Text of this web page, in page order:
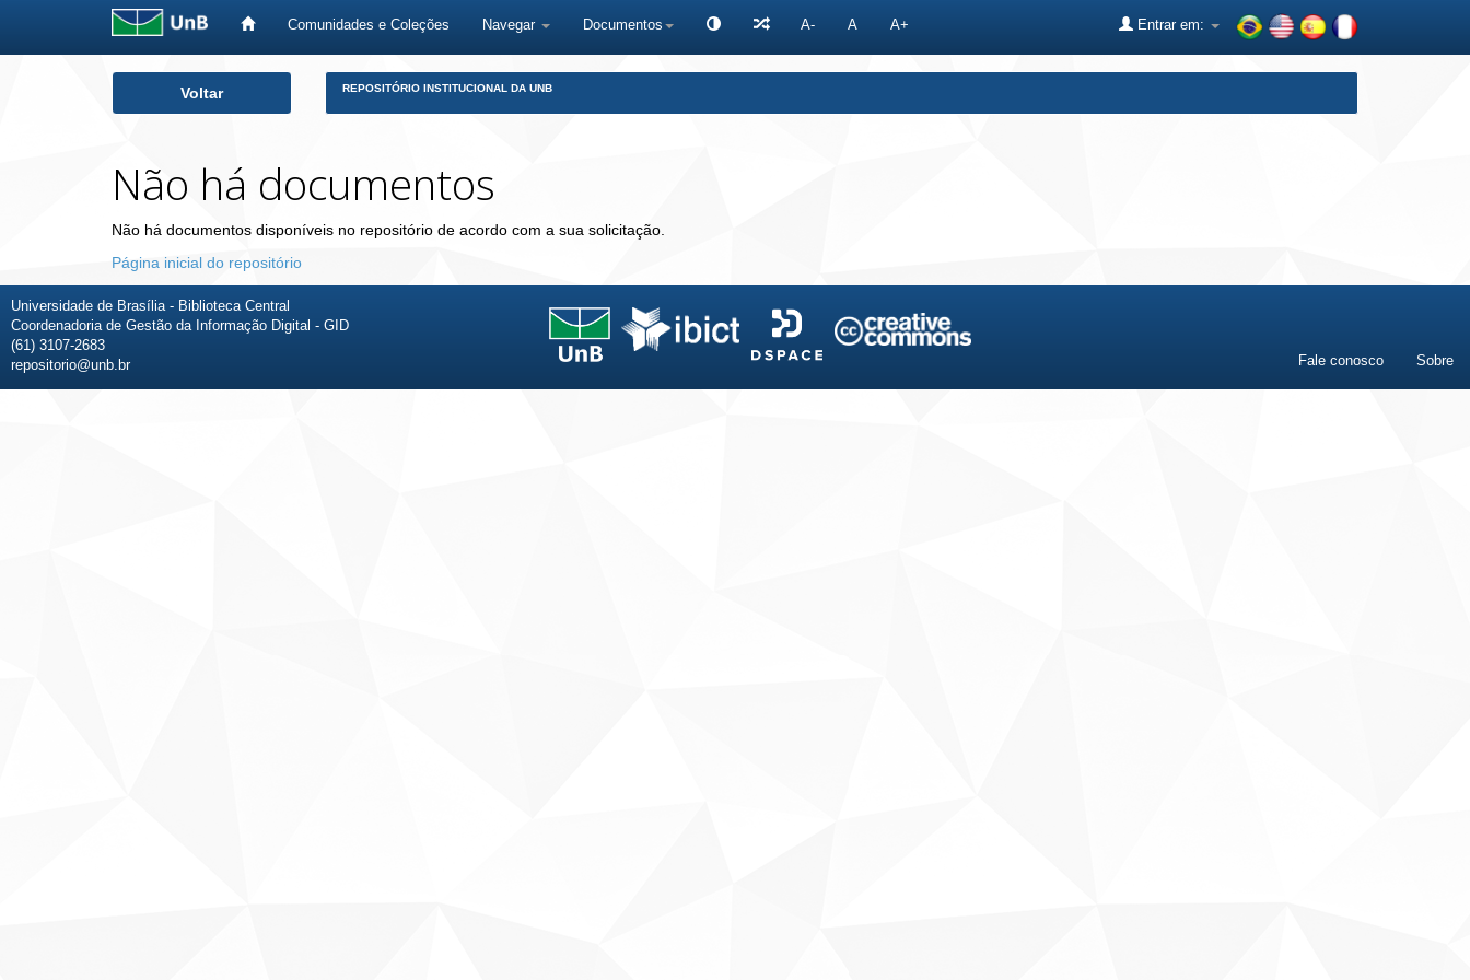
Comunidades e Coleções Navegar Documentos A- A A+ Entrar em:
Voltar REPOSITÓRIO INSTITUCIONAL DA UNB
Não há documentos
Não há documentos disponíveis no repositório de acordo com a sua solicitação.
Página inicial do repositório
Universidade de Brasília - Biblioteca Central
Coordenadoria de Gestão da Informação Digital - GID
(61) 3107-2683
repositorio@unb.br
Fale conosco Sobre